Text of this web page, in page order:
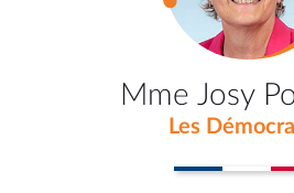
Mme Josy
Les